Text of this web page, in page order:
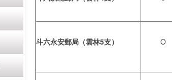
斗六永安郵局（雲林5支） O